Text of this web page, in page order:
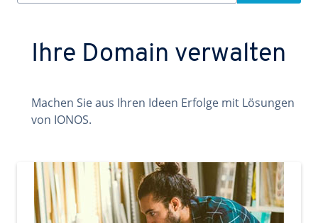
Ihre Domain verwalten
Machen Sie aus Ihren Ideen Erfolge mit Lösungen
von IONOS.